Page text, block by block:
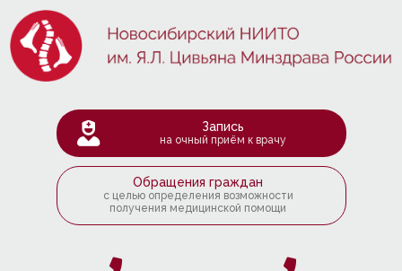
Запись
на очный приём к врачу
Обращения граждан
с целью определения возможности
получения медицинской помощи